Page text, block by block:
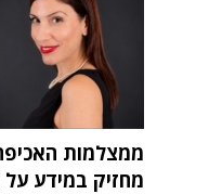
ממצלמות
מחזיק במידע